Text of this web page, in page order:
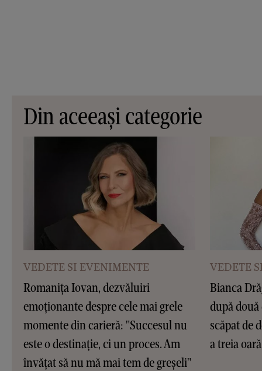
Din aceeași categorie
VEDETE SI EVENIMENTE
Romanița Iovan, dezvăluiri
emoționante despre cele mai grele
momente din carieră: "Succesul nu
este o destinație, ci un proces. Am
învățat să nu mă mai tem de greșeli"
VEDETE
Bianca
după
scăpat de
a treia